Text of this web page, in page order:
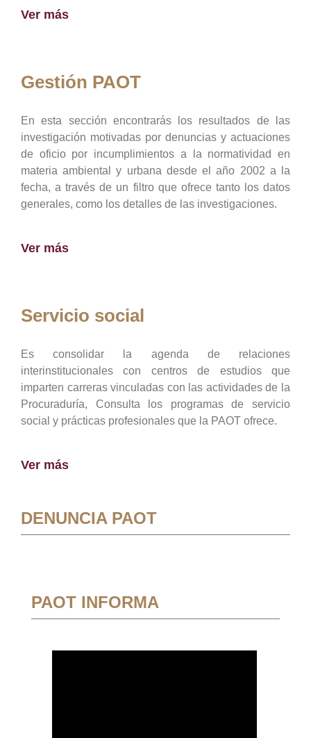
Ver más
Gestión PAOT
En esta sección encontrarás los resultados de las
investigación motivadas por denuncias y actuaciones
de oficio por incumplimientos a la normatividad en
materia ambiental y urbana desde el año 2002 a la
fecha, a través de un filtro que ofrece tanto los datos
generales, como los detalles de las investigaciones.
Ver más
Servicio social
Es consolidar la agenda de relaciones
interinstitucionales con centros de estudios que
imparten carreras vinculadas con las actividades de la
Procuraduría, Consulta los programas de servicio
social y prácticas profesionales que la PAOT ofrece.
Ver más
DENUNCIA PAOT
PAOT INFORMA